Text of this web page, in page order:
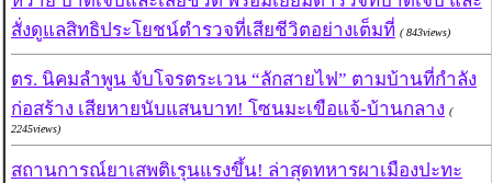
สั่งดูแลสิทธิประโยชน์ตำรวจที่เสียชีวิตอย่างเต็มที่ ( 843views)
ตร. นิคมลำพูน จับโจรตระเวน “ลักสายไฟ” ตามบ้านที่กำลัง
ก่อสร้าง เสียหายนับแสนบาท! โซนมะเขือแจ้-บ้านกลาง (
2245views)
สถานการณ์ยาเสพติเรุนแรงขึ้น! ล่าสุดทหารผาเมืองปะทะ